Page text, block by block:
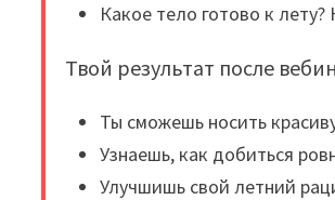
Какое тело готово к
Твой результат после
Ты сможешь носить
Узнаешь, как добиться
Улучшишь свой летний